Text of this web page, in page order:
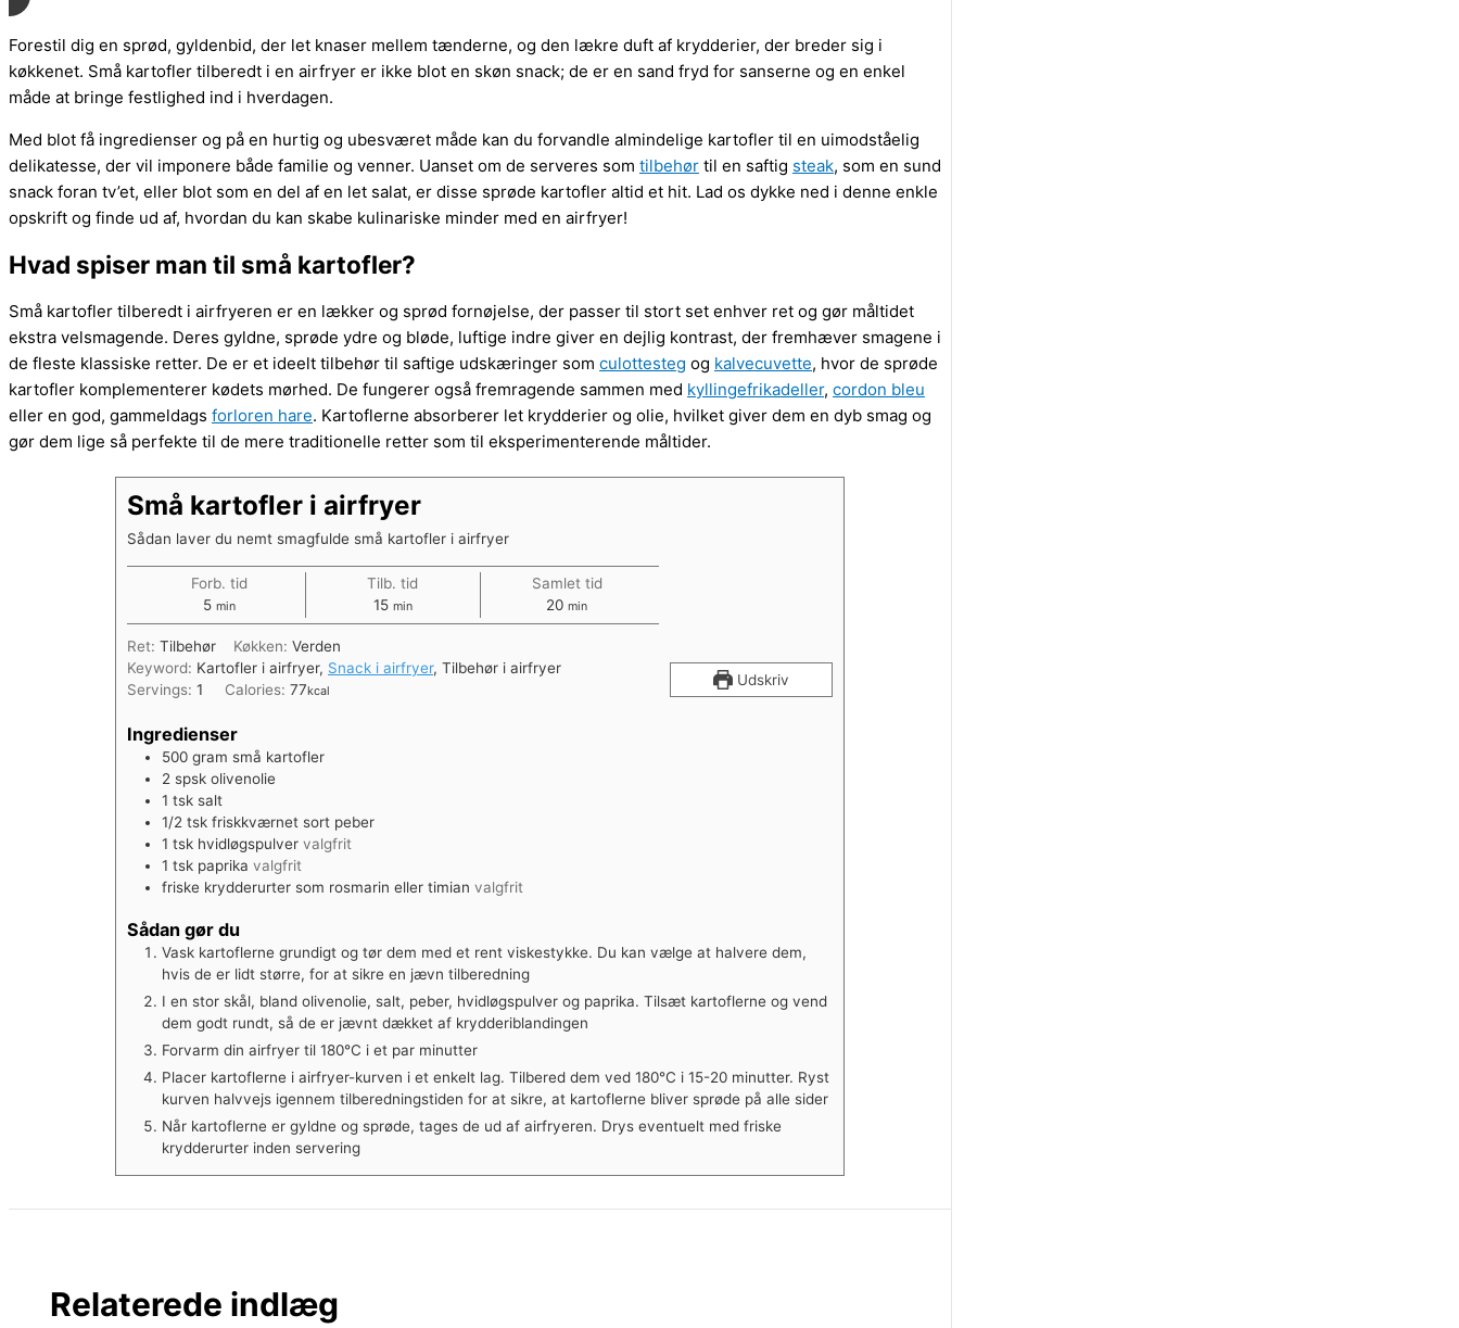
Forestil dig en sprød, gyldenbid, der let knaser mellem tænderne, og den lækre duft af krydderier, der breder sig i
køkkenet. Små kartofler tilberedt i en airfryer er ikke blot en skøn snack; de er en sand fryd for sanserne og en enkel
måde at bringe festlighed ind i hverdagen.
Med blot få ingredienser og på en hurtig og ubesværet måde kan du forvandle almindelige kartofler til en uimodståelig
delikatesse, der vil imponere både familie og venner. Uanset om de serveres som tilbehør til en saftig steak, som en sund
snack foran tv’et, eller blot som en del af en let salat, er disse sprøde kartofler altid et hit. Lad os dykke ned i denne enkle
opskrift og finde ud af, hvordan du kan skabe kulinariske minder med en airfryer!
Hvad spiser man til små kartofler?
Små kartofler tilberedt i airfryeren er en lækker og sprød fornøjelse, der passer til stort set enhver ret og gør måltidet
ekstra velsmagende. Deres gyldne, sprøde ydre og bløde, luftige indre giver en dejlig kontrast, der fremhæver smagene i
de fleste klassiske retter. De er et ideelt tilbehør til saftige udskæringer som culottesteg og kalvecuvette, hvor de sprøde
kartofler komplementerer kødets mørhed. De fungerer også fremragende sammen med kyllingefrikadeller, cordon bleu
eller en god, gammeldags forloren hare. Kartoflerne absorberer let krydderier og olie, hvilket giver dem en dyb smag og
gør dem lige så perfekte til de mere traditionelle retter som til eksperimenterende måltider.
Udskriv
Små kartofler i airfryer
Sådan laver du nemt smagfulde små kartofler i airfryer
Forb. tid
5minutter
min
Tilb. tid
15minutter
min
Samlet tid
20minutter
min
Ret: Tilbehør Køkken:Verden
Keyword: Kartofler i airfryer, Snack i airfryer, Tilbehør i airfryer
Servings: 1 Calories:77kcal
Ingredienser
500 gram små kartofler
2 spsk olivenolie
1 tsk salt
1/2 tsk friskkværnet sort peber
1 tsk hvidløgspulver valgfrit
1 tsk paprika valgfrit
friske krydderurter som rosmarin eller timian valgfrit
Sådan gør du
Vask kartoflerne grundigt og tør dem med et rent viskestykke. Du kan vælge at halvere dem,
hvis de er lidt større, for at sikre en jævn tilberedning
I en stor skål, bland olivenolie, salt, peber, hvidløgspulver og paprika. Tilsæt kartoflerne og vend
dem godt rundt, så de er jævnt dækket af krydderiblandingen
Forvarm din airfryer til 180°C i et par minutter
Placer kartoflerne i airfryer-kurven i et enkelt lag. Tilbered dem ved 180°C i 15-20 minutter. Ryst
kurven halvvejs igennem tilberedningstiden for at sikre, at kartoflerne bliver sprøde på alle sider
Når kartoflerne er gyldne og sprøde, tages de ud af airfryeren. Drys eventuelt med friske
krydderurter inden servering
Relaterede indlæg